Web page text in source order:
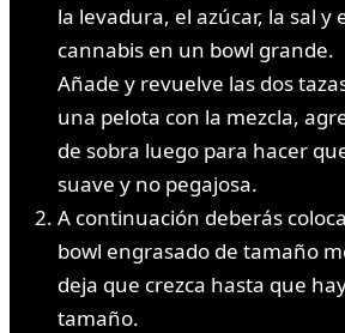
la levadura, el azúcar, la sal y
cannabis en un bowl grande.
Añade y revuelve las dos
una pelota con la mezcla,
de sobra luego para hacer
suave y no pegajosa.
A continuación deberás
bowl engrasado de tamaño
deja que crezca hasta que
tamaño.